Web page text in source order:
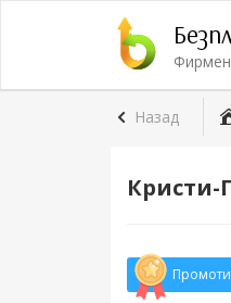
Назад
Кристи-